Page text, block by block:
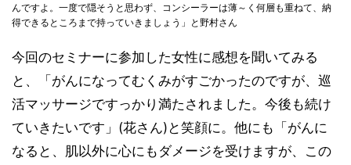
んですよ。一度で隠そうと思わず、コンシーラーは薄～く何層も重ねて、納
得できるところまで持っていきましょう」と野村さん
今回のセミナーに参加した女性に感想を聞いてみる
と、「がんになってむくみがすごかったのですが、巡
活マッサージですっかり満たされました。今後も続け
ていきたいです」(花さん)と笑顔に。他にも「がんに
なると、肌以外に心にもダメージを受けますが、この